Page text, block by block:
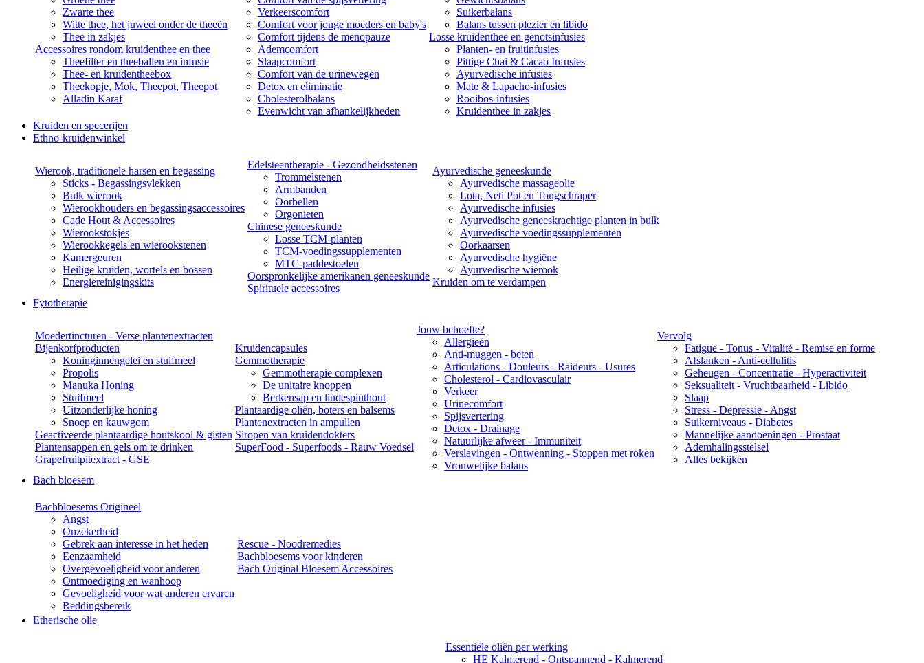
Zwarte thee
Witte thee, het juweel onder de theeën
Thee in zakjes
Accessoires rondom kruidenthee en thee
Theefilter en theeballen en infusie
Thee- en kruidentheebox
Theekopje, Mok, Theepot, Theepot
Alladin Karaf
Verkeerscomfort
Comfort voor jonge moeders en baby's
Comfort tijdens de menopauze
Ademcomfort
Slaapcomfort
Comfort van de urinewegen
Detox en eliminatie
Cholesterolbalans
Evenwicht van afhankelijkheden
Suikerbalans
Balans tussen plezier en libido
Losse kruidenthee en genotsinfusies
Planten- en fruitinfusies
Pittige Chai & Cacao Infusies
Ayurvedische infusies
Mate & Lapacho-infusies
Rooibos-infusies
Kruidenthee in zakjes
Kruiden en specerijen
Ethno-kruidenwinkel
Wierook, traditionele harsen en begassing
Sticks - Begassingsvlekken
Bulk wierook
Wierookhouders en begassingsaccessoires
Cade Hout & Accessoires
Wierookstokjes
Wierookkegels en wierookstenen
Kamergeuren
Heilige kruiden, wortels en bossen
Energiereinigingskits
Edelsteentherapie - Gezondheidsstenen
Trommelstenen
Armbanden
Oorbellen
Orgonieten
Chinese geneeskunde
Losse TCM-planten
TCM-voedingssupplementen
MTC-paddestoelen
Oorspronkelijke amerikanen geneeskunde
Spirituele accessoires
Ayurvedische geneeskunde
Ayurvedische massageolie
Lota, Neti Pot en Tongschraper
Ayurvedische infusies
Ayurvedische geneeskrachtige planten in bulk
Ayurvedische voedingssupplementen
Oorkaarsen
Ayurvedische hygiëne
Ayurvedische wierook
Kruiden om te verdampen
Fytotherapie
Moedertincturen - Verse plantenextracten
Bijenkorfproducten
Koninginnengelei en stuifmeel
Propolis
Manuka Honing
Stuifmeel
Uitzonderlijke honing
Snoep en kauwgom
Geactiveerde plantaardige houtskool & gisten
Plantensappen en gels om te drinken
Grapefruitpitextract - GSE
Kruidencapsules
Gemmotherapie
Gemmotherapie complexen
De unitaire knoppen
Berkensap en lindespinthout
Plantaardige oliën, boters en balsems
Plantenextracten in ampullen
Siropen van kruidendokters
SuperFood - Superfoods - Rauw Voedsel
Jouw behoefte?
Allergieën
Anti-muggen - beten
Articulations - Douleurs - Raideurs - Usures
Cholesterol - Cardiovasculair
Verkeer
Urinecomfort
Spijsvertering
Detox - Drainage
Natuurlijke afweer - Immuniteit
Verslavingen - Ontwenning - Stoppen met roken
Vrouwelijke balans
Vervolg
Fatigue - Tonus - Vitalité - Remise en forme
Afslanken - Anti-cellulitis
Geheugen - Concentratie - Hyperactiviteit
Seksualiteit - Vruchtbaarheid - Libido
Slaap
Stress - Depressie - Angst
Suikerniveaus - Diabetes
Mannelijke aandoeningen - Prostaat
Ademhalingsstelsel
Alles bekijken
Bach bloesem
Bachbloesems Origineel
Angst
Onzekerheid
Gebrek aan interesse in het heden
Eenzaamheid
Overgevoeligheid voor anderen
Ontmoediging en wanhoop
Gevoeligheid voor wat anderen ervaren
Reddingsbereik
Rescue - Noodremedies
Bachbloesems voor kinderen
Bach Original Bloesem Accessoires
Etherische olie
Essentiële oliën per werking
HE Kalmerend - Ontspannend - Kalmerend